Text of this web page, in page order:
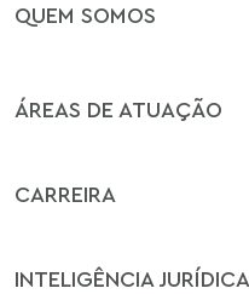
QUEM SOMOS
ÁREAS DE ATUAÇÃO
CARREIRA
INTELIGÊNCIA JURÍDICA